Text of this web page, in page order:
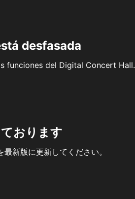
desfasada
funciones del Digital Concert Hall.
おります
新版に更新してください。